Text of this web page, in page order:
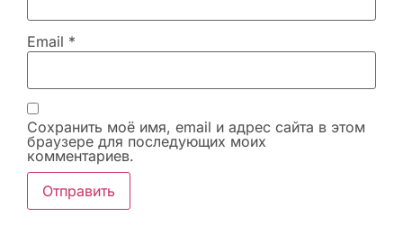
Email *
Сохранить моё имя, email и адрес сайта в этом
браузере для последующих моих
комментариев.